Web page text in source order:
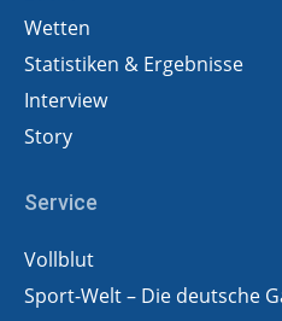
Wetten
Statistiken & Ergebnisse
Interview
Story
Service
Vollblut
Sport-Welt – Die deutsche